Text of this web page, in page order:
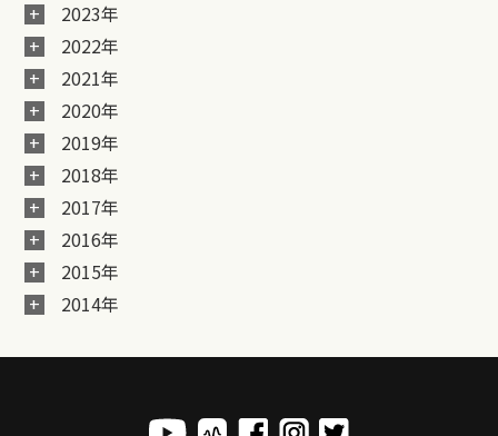
2023年
2022年
2021年
2020年
2019年
2018年
2017年
2016年
2015年
2014年